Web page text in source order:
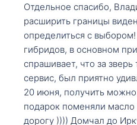
Отдельное спасибо,
расширить границы
определиться с
гибридов, в основном
спрашивает, что за
сервис, был приятно
20 июня, получить
подарок поменяли
дорогу )))) Домчал до